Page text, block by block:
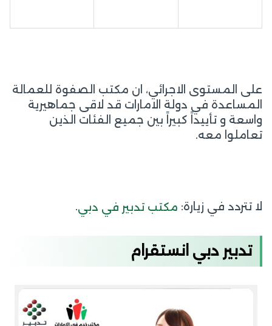
على المستوى الاجرائي، ان مكتب الصفوة للعمالة
المساعدة في دولة الامارات قد لاقى جماهيرية
واسعة و تأييداً كبيراً بين جميع الفئات الذين
تعاملوا معه.
لا تتردد في زيارة: مكتب تدبير في دبي.
تدبير دبي انستقرام